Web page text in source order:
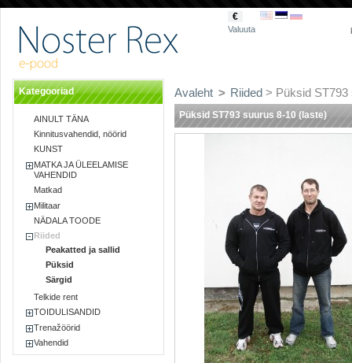
€
Valuuta
Kategooriad
AINULT TÄNA
Kinnitusvahendid, nöörid
KUNST
MATKA JA ÜLEELAMISE
VAHENDID
Matkad
Militaar
NÄDALA TOODE
Riided
Peakatted ja sallid
Püksid
Särgid
Telkide rent
TOIDULISANDID
Trenažöörid
Vahendid
Avaleht > Riided > Püksid ST793
Püksid ST793 suurus 8-10 (laste)